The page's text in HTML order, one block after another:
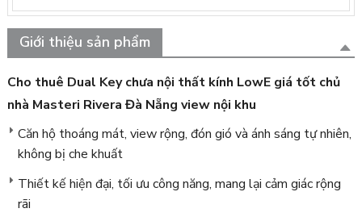
Giới thiệu sản phẩm
Cho thuê Dual Key chưa nội thất kính LowE giá tốt chủ
nhà Masteri Rivera Đà Nẵng view nội khu
Căn hộ thoáng mát, view rộng, đón gió và ánh sáng tự nhiên,
không bị che khuất
Thiết kế hiện đại, tối ưu công năng, mang lại cảm giác rộng
rãi